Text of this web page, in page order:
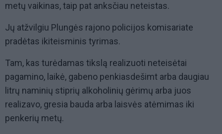
metų vaikinas, taip pat anksčiau neteistas.
Jų atžvilgiu Plungės rajono policijos komisariate
pradėtas ikiteisminis tyrimas.
Tam, kas turėdamas tikslą realizuoti neteisėtai
pagamino, laikė, gabeno penkiasdešimt arba daugiau
litrų naminių stiprių alkoholinių gėrimų arba juos
realizavo, gresia bauda arba laisvės atėmimas iki
penkerių metų.